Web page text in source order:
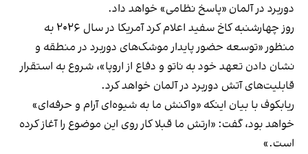
دوربرد در آلمان «پاسخ نظامی» خواهد داد.
روز چهارشنبه کاخ سفید اعلام کرد آمریکا در سال ۲۰۲۶ به
منظور «توسعه حضور پایدار موشک‌های دوربرد در منطقه و
نشان دادن تعهد خود به ناتو و دفاع از اروپا»، شروع به استقرار
قابلیت‌های آتش دوربرد در آلمان خواهد کرد.
ریابکوف با بیان اینکه «واکنش ما به شیوه‌ای آرام و حرفه‌ای»‌
خواهد بود، گفت: «ارتش ما قبلا کار روی این موضوع را آغاز کرده
است.»